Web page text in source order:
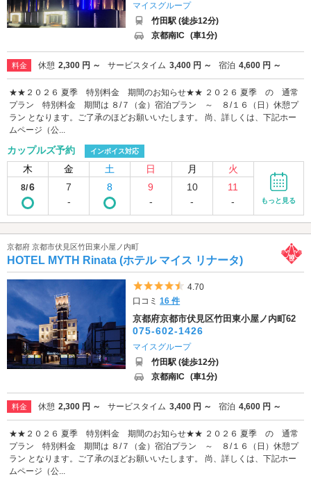
マイスグループ
竹田駅 (徒歩12分)
京都南IC (車1分)
料金 休憩 2,300 円 ～ サービスタイム 3,400 円 ～ 宿泊 4,600 円 ～
★★２０２６ 夏季 特別料金 期間のお知らせ★★ ２０２６ 夏季 の 通常
プラン 特別料金 期間は ８/７（金）宿泊プラン ～ ８/１６（日）休憩プ
ラン となります。ご了承のほどお願いいたします。 尚、詳しくは、下記ホー
ムページ（公...
カップルズ予約 インボイス対応
木 金 土 日 月 火
8/6
7
-
8
9
-
10
-
11
-
もっと見る
京都府 京都市伏見区竹田東小屋ノ内町
HOTEL MYTH Rinata (ホテル マイス リナータ)
5つ星のうち4.5
4.70
口コミ16 件
京都府京都市伏見区竹田東小屋ノ内町62
075-602-1426
マイスグループ
竹田駅 (徒歩12分)
京都南IC (車1分)
料金 休憩 2,300 円 ～ サービスタイム 3,400 円 ～ 宿泊 4,600 円 ～
★★２０２６ 夏季 特別料金 期間のお知らせ★★ ２０２６ 夏季 の 通常
プラン 特別料金 期間は ８/７（金）宿泊プラン ～ ８/１６（日）休憩プ
ラン となります。ご了承のほどお願いいたします。 尚、詳しくは、下記ホー
ムページ（公...